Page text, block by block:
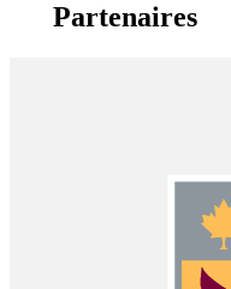
Partenaires